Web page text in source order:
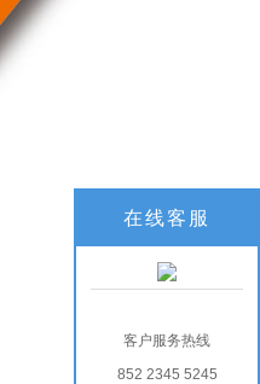
在线客服
客户服务热线
852 2345 5245